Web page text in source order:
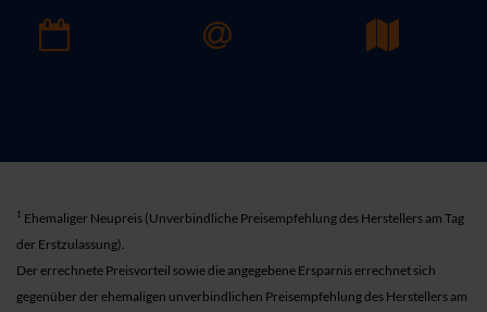
1 Ehemaliger Neupreis (Unverbindliche Preisempfehlung des Herstellers am Tag
der Erstzulassung).
Der errechnete Preisvorteil sowie die angegebene Ersparnis errechnet sich
gegenüber der ehemaligen unverbindlichen Preisempfehlung des Herstellers am